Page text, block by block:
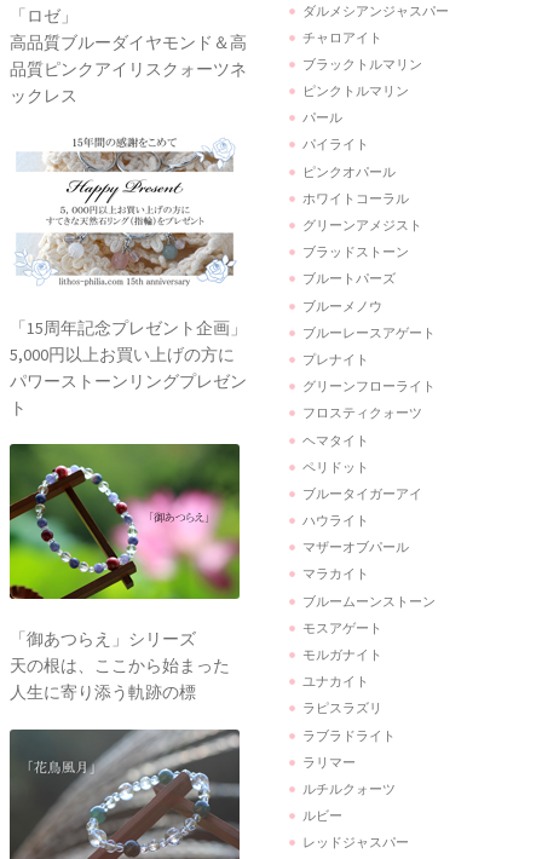
「ロゼ」
高品質ブルーダイヤモンド＆高
品質ピンクアイリスクォーツネ
ックレス
「15周年記念プレゼント企画」
5,000円以上お買い上げの方に
パワーストーンリングプレゼン
ト
「御あつらえ」シリーズ
天の根は、ここから始まった
人生に寄り添う軌跡の標
ダルメシアンジャスパー
チャロアイト
ブラックトルマリン
ピンクトルマリン
パール
パイライト
ピンクオパール
ホワイトコーラル
グリーンアメジスト
ブラッドストーン
ブルートパーズ
ブルーメノウ
ブルーレースアゲート
プレナイト
グリーンフローライト
フロスティクォーツ
ヘマタイト
ペリドット
ブルータイガーアイ
ハウライト
マザーオブパール
マラカイト
ブルームーンストーン
モスアゲート
モルガナイト
ユナカイト
ラピスラズリ
ラブラドライト
ラリマー
ルチルクォーツ
ルビー
レッドジャスパー